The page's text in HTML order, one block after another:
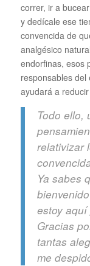
correr, ir a
y dedícale ese
convencida de
analgésico
endorfinas, esos
responsables
ayudará a
Todo ello,
relativizar
Ya sabes
estoy aquí
Gracias
tantas
me